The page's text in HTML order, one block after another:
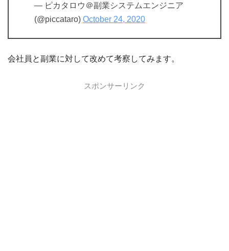
— ピカタロウ＠副業システムエンジニア
(@piccataro) October 24, 2020
会社員と副業に対して改めて考察してみます。
スポンサーリンク